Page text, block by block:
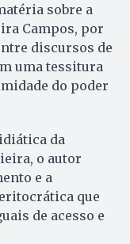
sobre a
Campos, por
discursos de
uma tessitura
do poder
da
o autor
e a
que
de acesso e